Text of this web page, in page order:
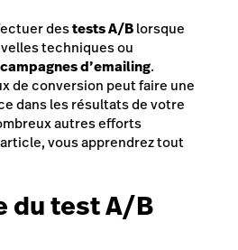
destests A/Blorsque
techniques ou
d’emailing.
de conversion peut faire une
dans les résultats de votre
autres efforts
vous apprendrez tout
du test A/B